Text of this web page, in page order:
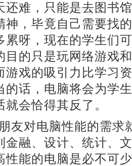
还难，只能是去图书
神，毕竟自己需要找
累呀，现在的学生们
目的只是玩网络游戏
游戏的吸引力比学习
的话，电脑将会为学
会恰得其反了。
对电脑性能的需求
金融、设计、统计、
性能的电脑是必不可